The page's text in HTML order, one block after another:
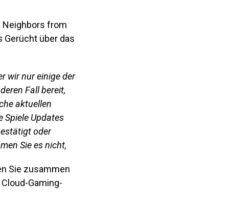
Neighbors from
Gerücht über das
wir nur einige der
Fall bereit,
aktuellen
Spiele Updates
oder
Sie es nicht,
Sie zusammen
Gaming-